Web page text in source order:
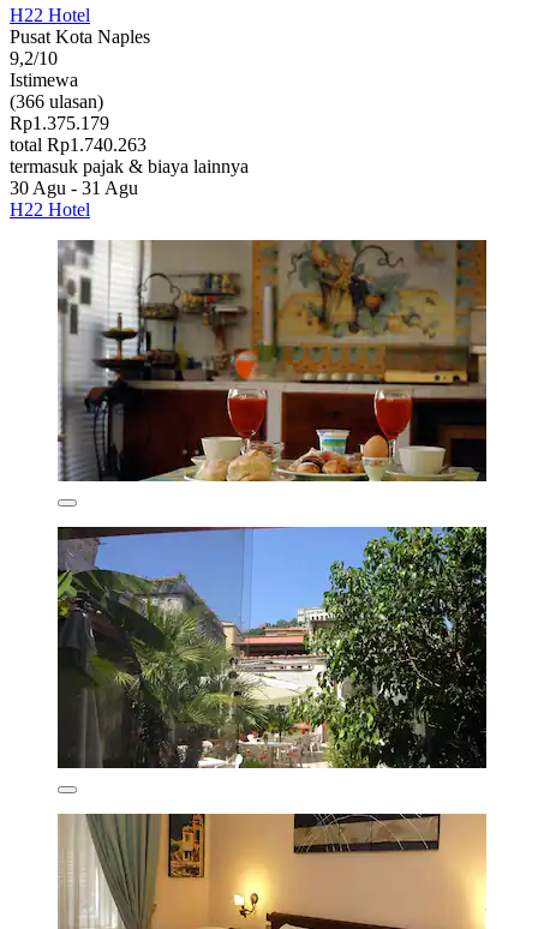
H22 Hotel
Pusat Kota Naples
9,2/10
Istimewa
(366 ulasan)
Rp1.375.179
total Rp1.740.263
termasuk pajak & biaya lainnya
30 Agu - 31 Agu
H22 Hotel